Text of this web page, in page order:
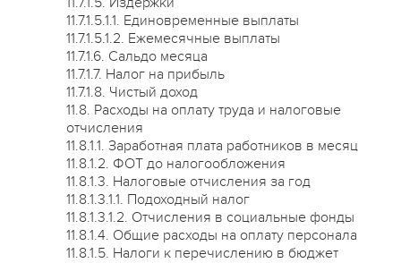
11.7.1.5.1.1. Единовременные выплаты
11.7.1.5.1.2. Ежемесячные выплаты
11.7.1.6. Сальдо месяца
11.7.1.7. Налог на прибыль
11.7.1.8. Чистый доход
11.8. Расходы на оплату труда и налоговые
отчисления
11.8.1.1. Заработная плата работников в месяц
11.8.1.2. ФОТ до налогообложения
11.8.1.3. Налоговые отчисления за год
11.8.1.3.1.1. Подоходный налог
11.8.1.3.1.2. Отчисления в социальные фонды
11.8.1.4. Общие расходы на оплату персонала
11.8.1.5. Налоги к перечислению в бюджет